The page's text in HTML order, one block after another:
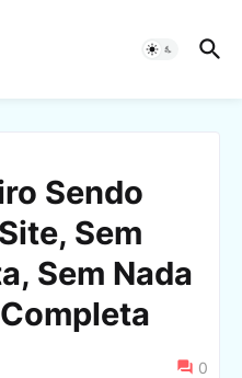
Sendo
Sem
Sem Nada
0